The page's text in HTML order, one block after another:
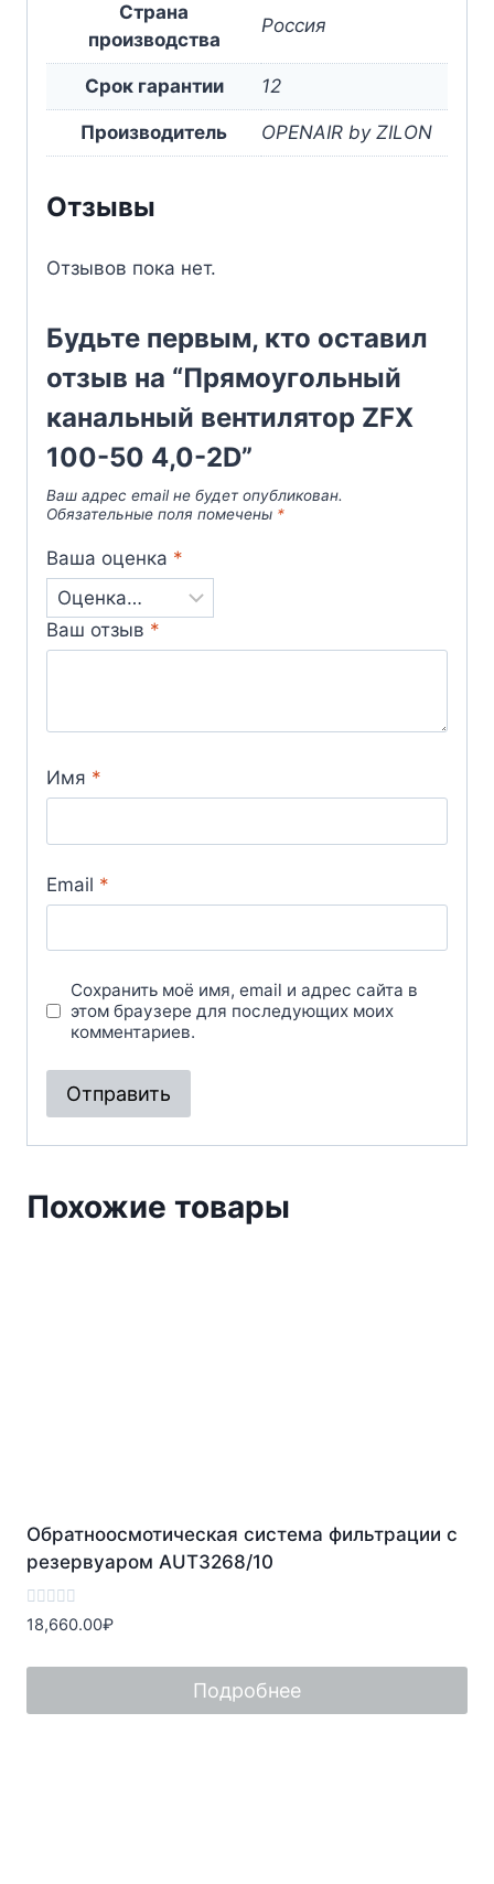
Страна
производства
Россия
Срок гарантии 12
Производитель OPENAIR by ZILON
Отзывы
Отзывов пока нет.
Будьте первым, кто оставил
отзыв на “Прямоугольный
канальный вентилятор ZFX
100-50 4,0-2D”
Ваш адрес email не будет опубликован.
Обязательные поля помечены *
Ваша оценка *
Ваш отзыв *
Имя *
Email *
Сохранить моё имя, email и адрес сайта в
этом браузере для последующих моих
комментариев.
Похожие товары
Обратноосмотическая система фильтрации с
резервуаром AUT3268/10
Оценка
0
5
18,660.00₽
Подробнее